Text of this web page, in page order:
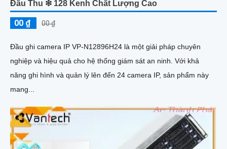
Đầu Thu ❇ 128 Kenh Chất Lượng Cao
00 ₫ 00 ₫
Đầu ghi camera IP VP-N12896H24 là một giải pháp chuyên
nghiệp và hiệu quả cho hệ thống giám sát an ninh. Với khả
năng ghi hình và quản lý lên đến 24 camera IP, sản phẩm này
mang...